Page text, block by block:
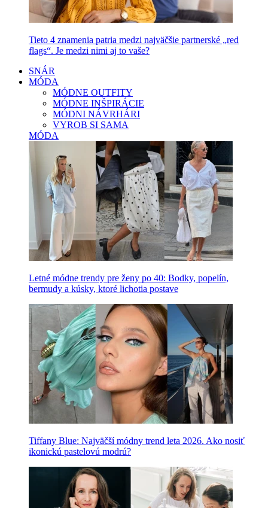
Tieto 4 znamenia patria medzi najväčšie partnerské „red
flags“. Je medzi nimi aj to vaše?
SNÁR
MÓDA
MÓDNE OUTFITY
MÓDNE INŠPIRÁCIE
MÓDNI NÁVRHÁRI
VYROB SI SAMA
MÓDA
Letné módne trendy pre ženy po 40: Bodky, popelín,
bermudy a kúsky, ktoré lichotia postave
Tiffany Blue: Najväčší módny trend leta 2026. Ako nosiť
ikonickú pastelovú modrú?